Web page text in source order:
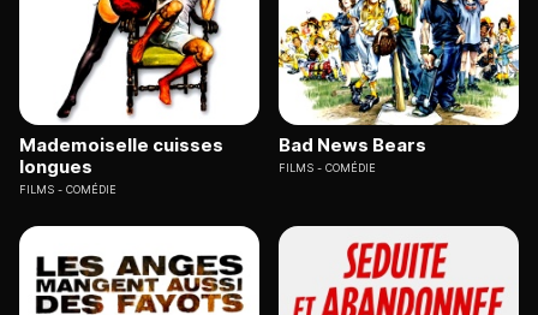
Mademoiselle cuisses
longues
FILMS COMÉDIE
Bad News Bears
FILMS COMÉDIE